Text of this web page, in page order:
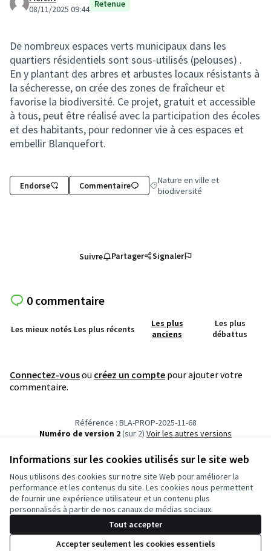
Informations sur les cookies utilisés sur le site web
Nous utilisons des cookies sur notre site Web pour améliorer la
performance et les contenus du site. Les cookies nous permettent
de fournir une expérience utilisateur et un contenu plus
personnalisés à partir de nos canaux de médias sociaux.
Tout accepter
Accepter seulement les cookies essentiels
08/11/2025 09:44 Retenue
De nombreux espaces verts municipaux dans les
quartiers résidentiels sont sous-utilisés (pelouses) .
En y plantant des arbres et arbustes locaux résistants à
la sécheresse, on crée des zones de fraîcheur et
favorise la biodiversité. Ce projet, gratuit et accessible
à tous, peut être réalisé avec la participation des écoles
et des habitants, pour redonner vie à ces espaces et
embellir Blanquefort.
Endorse Commentaire Filtrer les résultats de la
Nature en ville et
biodiversité
Suivre Partager Signaler
0 commentaire
Les mieux notés Les plus récents
Les plus
anciens
Les plus
débattus
Connectez-vousou créez un compte pour ajouter votre
commentaire.
Référence : BLA-PROP-2025-11-68
Numéro de version 2(sur 2)
voir les autres versions
Conditions d'utilisation
Paramètres des cookies
Français
Choisir la langueChoose language